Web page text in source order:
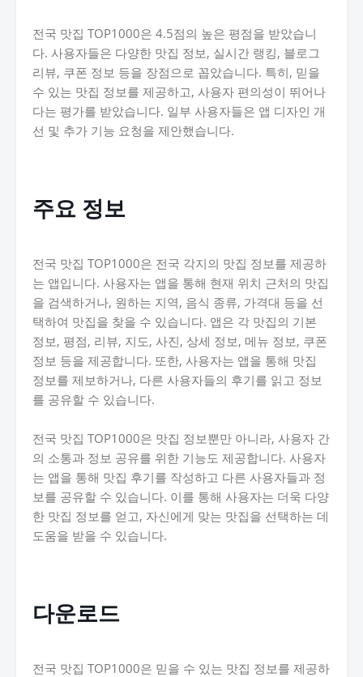
전국 맛집 TOP1000은 4.5점의 높은 평점을 받았습니
다. 사용자들은 다양한 맛집 정보, 실시간 랭킹, 블로그
리뷰, 쿠폰 정보 등을 장점으로 꼽았습니다. 특히, 믿을
수 있는 맛집 정보를 제공하고, 사용자 편의성이 뛰어나
다는 평가를 받았습니다. 일부 사용자들은 앱 디자인 개
선 및 추가 기능 요청을 제안했습니다.
주요 정보
전국 맛집 TOP1000은 전국 각지의 맛집 정보를 제공하
는 앱입니다. 사용자는 앱을 통해 현재 위치 근처의 맛집
을 검색하거나, 원하는 지역, 음식 종류, 가격대 등을 선
택하여 맛집을 찾을 수 있습니다. 앱은 각 맛집의 기본
정보, 평점, 리뷰, 지도, 사진, 상세 정보, 메뉴 정보, 쿠폰
정보 등을 제공합니다. 또한, 사용자는 앱을 통해 맛집
정보를 제보하거나, 다른 사용자들의 후기를 읽고 정보
를 공유할 수 있습니다.
전국 맛집 TOP1000은 맛집 정보뿐만 아니라, 사용자 간
의 소통과 정보 공유를 위한 기능도 제공합니다. 사용자
는 앱을 통해 맛집 후기를 작성하고 다른 사용자들과 정
보를 공유할 수 있습니다. 이를 통해 사용자는 더욱 다양
한 맛집 정보를 얻고, 자신에게 맞는 맛집을 선택하는 데
도움을 받을 수 있습니다.
다운로드
전국 맛집 TOP1000은 믿을 수 있는 맛집 정보를 제공하